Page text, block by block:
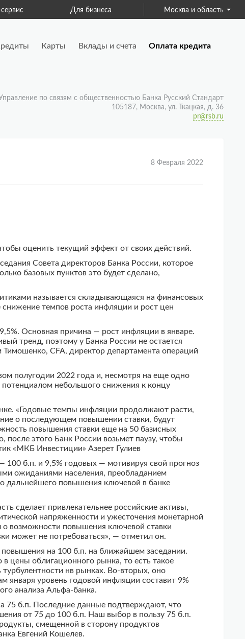
Для бизнеса Страхование
Москва и область
Карты Вклады и счета Оплата кредита
по связям с общественностью Банка Русский Стандарт
105187, Москва, ул. Ткацкая, д. 36
pr@rsb.ru
8 Февраля 2022
оценить текущий эффект от своих действий.
Совета директоров Банка России, которое
базовых пунктов это будет сделано,
называется складывающаяся на финансовых
темпов роста инфляции и рост цен
Основная причина — рост инфляции в январе.
тренд, поэтому у Банка России не остается
CFA, директор департамента операций
полугодии 2022 года и, несмотря на еще одно
небольшого снижения к концу
«Годовые темпы инфляции продолжают расти,
о последующем повышении ставки, будут
повышения ставки еще на 50 базисных
после этого Банк России возьмет паузу, чтобы
«МКБ Инвестиции» Азерет Гулиев
100 б.п. и 9,5% годовых — мотивируя свой прогноз
ожиданиями населения, преобладанием
дальнейшего повышения ключевой в банке
сделает привлекательнее российские активы,
напряженности и ужесточения монетарной
возможности повышения ключевой ставки
может не потребоваться», — отметил он.
на 100 б.п. на ближайшем заседании.
цены облигационного рынка, то есть такое
турбулентности нв рынках. Во-вторых, оно
января уровень годовой инфляции составит 9%
анализа Альфа-банка.
75 б.п. Последние данные подтверждают, что
от 75 до 100 б.п. Наш выбор в пользу 75 б.п.
смещенной в сторону продуктов
Евгений Кошелев.